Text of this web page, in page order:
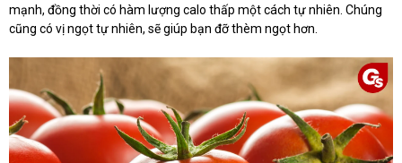
mạnh, đồng thời có hàm lượng calo thấp một cách tự nhiên. Chúng
cũng có vị ngọt tự nhiên, sẽ giúp bạn đỡ thèm ngọt hơn.